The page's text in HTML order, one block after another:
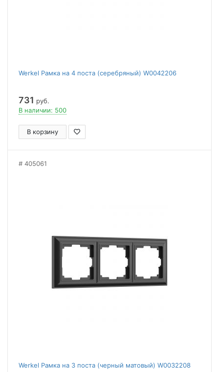
Werkel Рамка на 4 поста (серебряный) W0042206
731 руб.
В наличии: 500
В корзину
405061
Werkel Рамка на 3 поста (черный матовый) W0032208